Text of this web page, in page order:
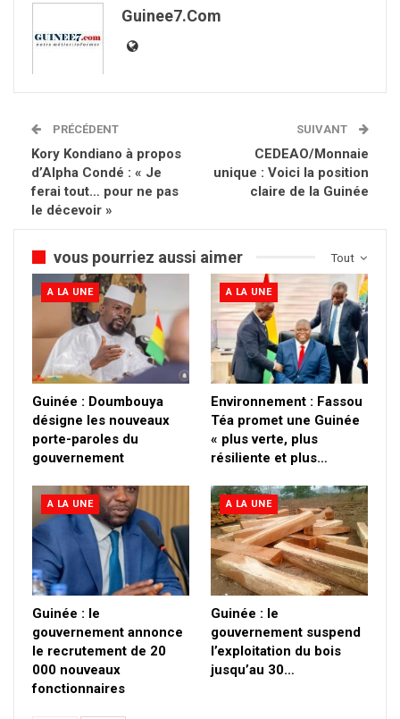
Guinee7.com
PRÉCÉDENT
Kory Kondiano à propos
d’Alpha Condé : « Je
ferai tout… pour ne pas
le décevoir »
SUIVANT
CEDEAO/Monnaie
unique : Voici la position
claire de la Guinée
Tout
vous pourriez aussi aimer
A LA UNE
Guinée : Doumbouya
désigne les nouveaux
porte-paroles du
gouvernement
A LA UNE
Environnement : Fassou
Téa promet une Guinée
« plus verte, plus
résiliente et plus…
A LA UNE
Guinée : le
gouvernement annonce
le recrutement de 20
000 nouveaux
fonctionnaires
A LA UNE
Guinée : le
gouvernement suspend
l’exploitation du bois
jusqu’au 30…